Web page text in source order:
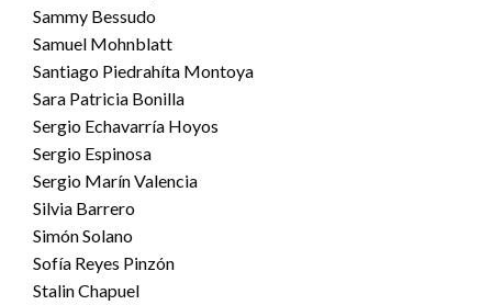
Sammy Bessudo
Samuel Mohnblatt
Santiago Piedrahíta Montoya
Sara Patricia Bonilla
Sergio Echavarría Hoyos
Sergio Espinosa
Sergio Marín Valencia
Silvia Barrero
Simón Solano
Sofía Reyes Pinzón
Stalin Chapuel